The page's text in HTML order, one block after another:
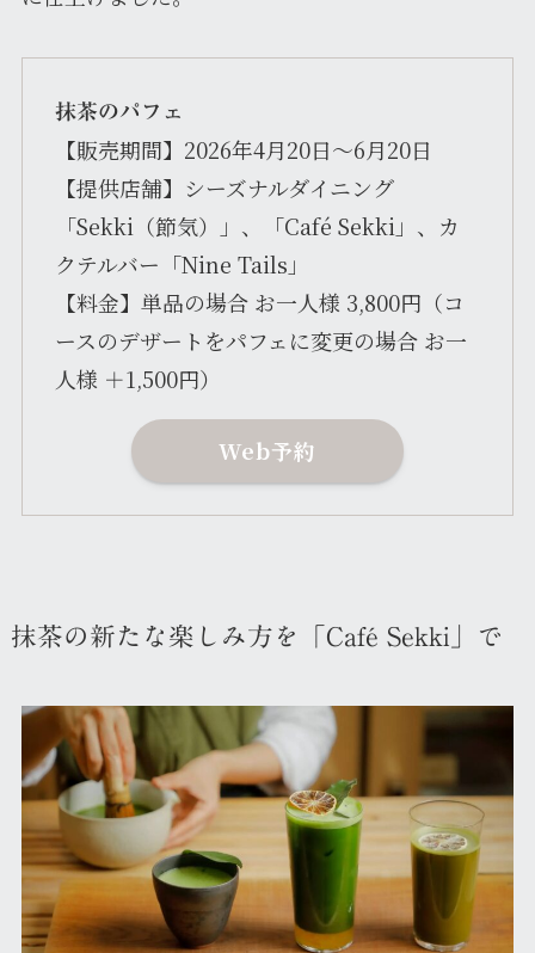
抹茶のパフェ
【販売期間】2026年4月20日～6月20日
【提供店舗】シーズナルダイニング
「Sekki（節気）」、「Café Sekki」、カ
クテルバー「Nine Tails」
【料金】単品の場合 お一人様 3,800円（コ
ースのデザートをパフェに変更の場合 お一
人様 ＋1,500円）
Web予約
抹茶の新たな楽しみ方を「Café Sekki」で